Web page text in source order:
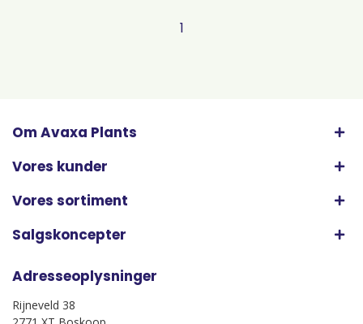
1
Om Avaxa Plants
Vores kunder
Vores sortiment
Salgskoncepter
Adresseoplysninger
Rijneveld 38